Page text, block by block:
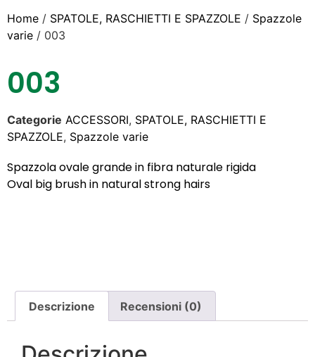
Home / SPATOLE, RASCHIETTI E SPAZZOLE / Spazzole
varie / 003
003
Categorie ACCESSORI, SPATOLE, RASCHIETTI E
SPAZZOLE, Spazzole varie
Spazzola ovale grande in fibra naturale rigida
Oval big brush in natural strong hairs
Descrizione Recensioni (0)